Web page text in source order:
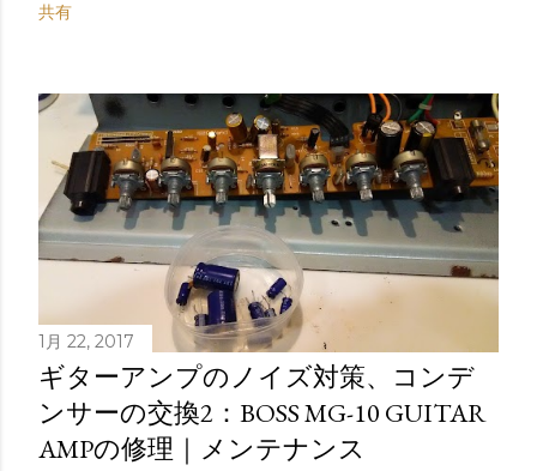
共有
1月 22, 2017
ギターアンプのノイズ対策、コンデ
ンサーの交換2：BOSS MG-10 GUITAR
AMPの修理｜メンテナンス